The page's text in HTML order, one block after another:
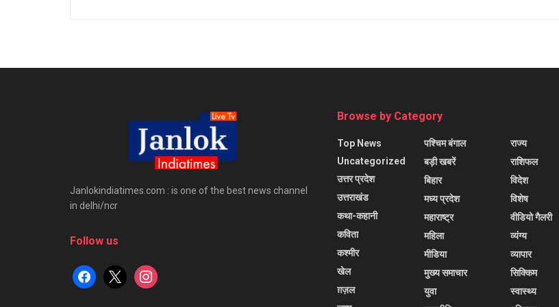
Janlokindiatimes.com : is one of the best news channel
in delhi/ncr
Follow us
facebook
x instagram
Browse by Category
Top News
Uncategorized
उत्तर प्रदेश
उत्तराखंड
कथा-कहानी
कविता
कश्मीर
खेल
ग़ज़ल
पश्चिम बंगाल
बड़ी खबरें
बिहार
मध्य प्रदेश
महाराष्ट्र
महिला
मीडिया
मुख्य समाचार
युवा
राज्य
राशिफल
विदेश
विशेष
वीडियो गैलरी
व्यंग्य
व्यापार
सिक्किम
स्वास्थ्य